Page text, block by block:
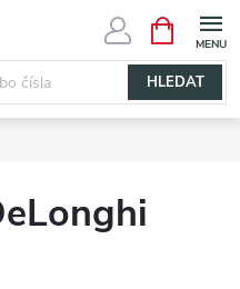
HLEDAT
NÁKUPNÍ
KOŠÍK